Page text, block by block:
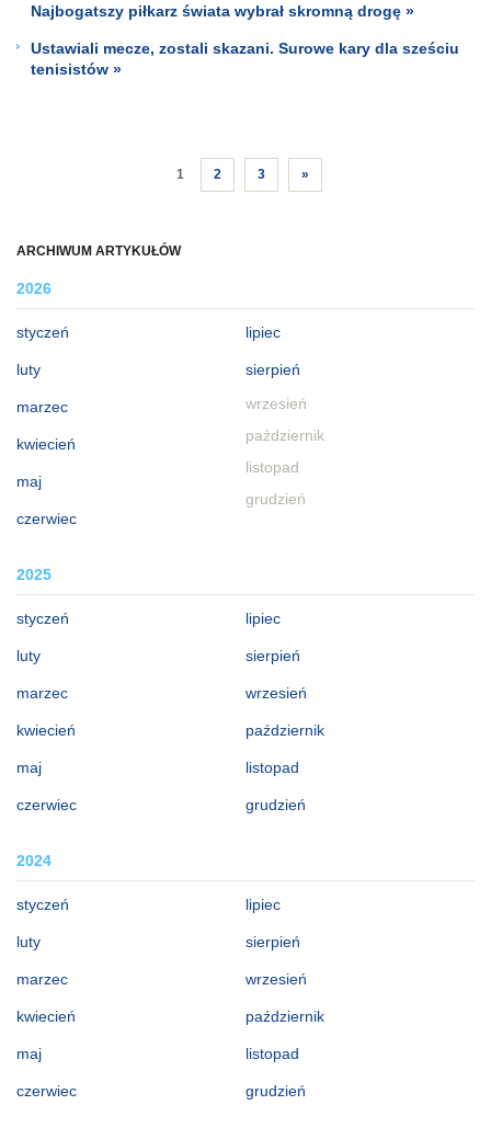
ARCHIWUM ARTYKUŁÓW
2026
styczeń
luty
marzec
kwiecień
maj
czerwiec
lipiec
sierpień
wrzesień
październik
listopad
grudzień
2025
styczeń
luty
marzec
kwiecień
maj
czerwiec
lipiec
sierpień
wrzesień
październik
listopad
grudzień
2024
styczeń
luty
marzec
kwiecień
maj
czerwiec
lipiec
sierpień
wrzesień
październik
listopad
grudzień
Najbogatszy piłkarz świata wybrał skromną drogę »
Ustawiali mecze, zostali skazani. Surowe kary dla sześciu
tenisistów »
1 2 3 »